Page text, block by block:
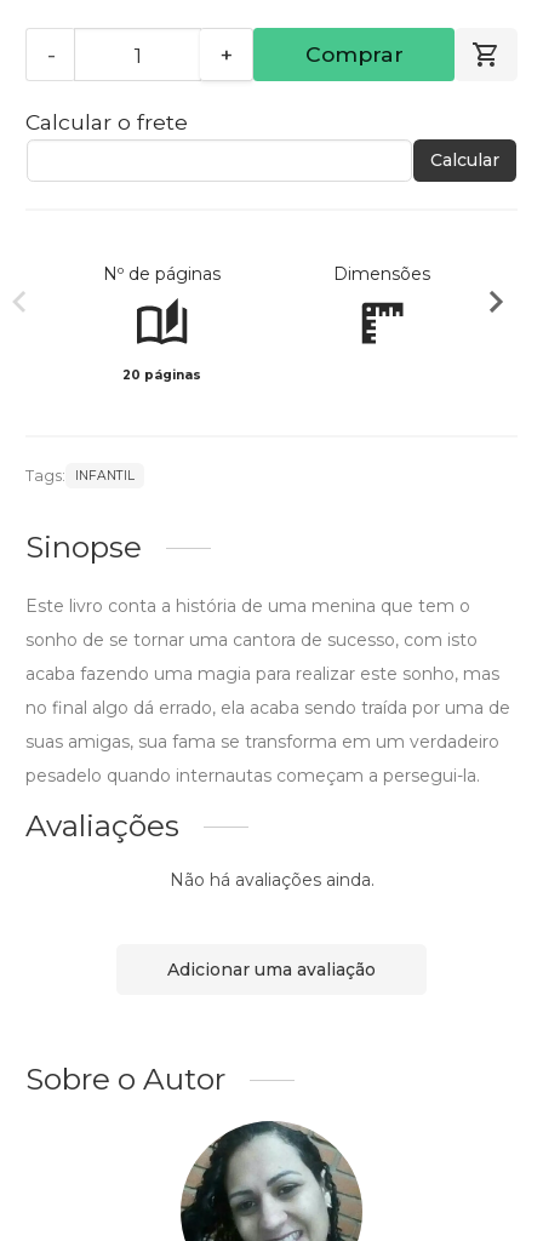
- + Comprar
Calcular o frete
Calcular
Nº de páginas
20 páginas
Dimensões
Tags: INFANTIL
Sinopse
Este livro conta a história de uma menina que tem o
sonho de se tornar uma cantora de sucesso, com isto
acaba fazendo uma magia para realizar este sonho, mas
no final algo dá errado, ela acaba sendo traída por uma de
suas amigas, sua fama se transforma em um verdadeiro
pesadelo quando internautas começam a persegui-la.
Avaliações
Não há avaliações ainda.
Adicionar uma avaliação
Sobre o Autor